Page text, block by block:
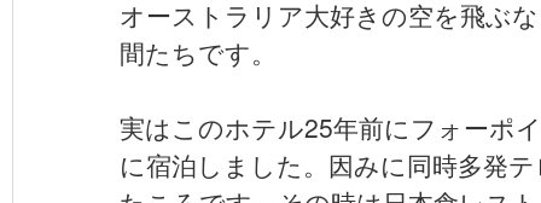
オーストラリア大好きの空を飛ぶ
間たちです。
実はこのホテル25年前にフォーポ
に宿泊しました。因みに同時多発